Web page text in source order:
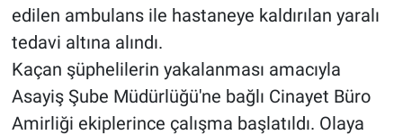
edilen ambulans ile hastaneye kaldırılan yaralı
tedavi altına alındı.
Kaçan şüphelilerin yakalanması amacıyla
Asayiş Şube Müdürlüğü'ne bağlı Cinayet Büro
Amirliği ekiplerince çalışma başlatıldı. Olaya